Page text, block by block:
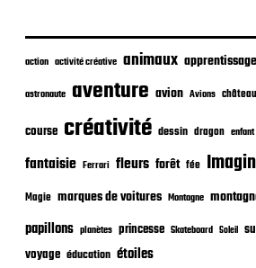
i
a
t
i
o
n
action activité créative animaux apprentissage
astronaute aventure avion Avions château
course créativité dessin dragon enfant
fantaisie Ferrari fleurs forêt fée
Magie marques de voitures Montagne
papillons planètes princesse Skateboard Soleil
voyage éducation étoiles